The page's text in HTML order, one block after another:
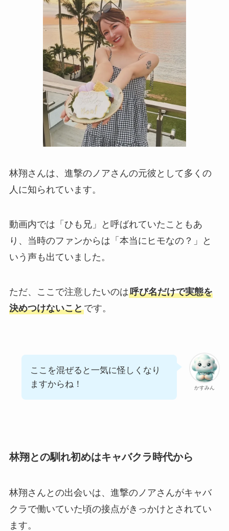
林翔さんは、進撃のノアさんの元彼として多くの
人に知られています。
動画内では「ひも兄」と呼ばれていたこともあ
り、当時のファンからは「本当にヒモなの？」と
いう声も出ていました。
ただ、ここで注意したいのは呼び名だけで実態を
決めつけないことです。
かすみん
ここを混ぜると一気に怪しくなり
ますからね！
林翔との馴れ初めはキャバクラ時代から
林翔さんとの出会いは、進撃のノアさんがキャバ
クラで働いていた頃の接点がきっかけとされてい
ます。